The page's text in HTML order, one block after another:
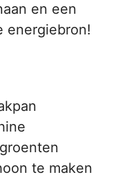
en een
energiebron!
te maken